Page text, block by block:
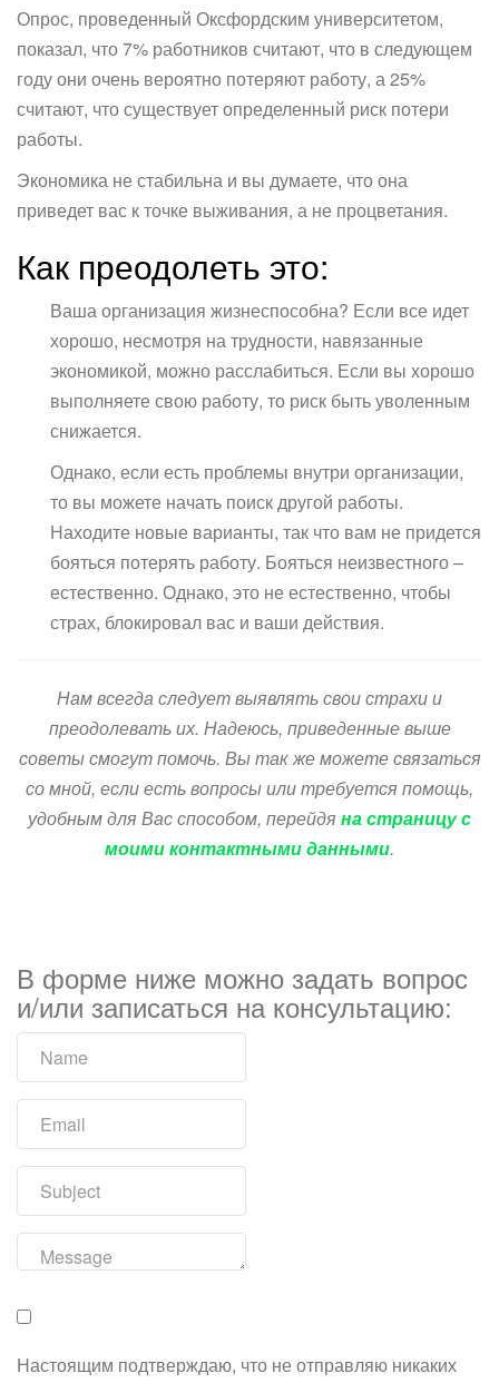
Опрос, проведенный Оксфордским университетом,
показал, что 7% работников считают, что в следующем
году они очень вероятно потеряют работу, а 25%
считают, что существует определенный риск потери
работы.
Экономика не стабильна и вы думаете, что она
приведет вас к точке выживания, а не процветания.
Как преодолеть это:
Ваша организация жизнеспособна? Если все идет
хорошо, несмотря на трудности, навязанные
экономикой, можно расслабиться. Если вы хорошо
выполняете свою работу, то риск быть уволенным
снижается.
Однако, если есть проблемы внутри организации,
то вы можете начать поиск другой работы.
Находите новые варианты, так что вам не придется
бояться потерять работу. Бояться неизвестного –
естественно. Однако, это не естественно, чтобы
страх, блокировал вас и ваши действия.
Нам всегда следует выявлять свои страхи и
преодолевать их. Надеюсь, приведенные выше
советы смогут помочь. Вы так же можете связаться
со мной, если есть вопросы или требуется помощь,
удобным для Вас способом, перейдя на страницу с
моими контактными данными.
В форме ниже можно задать вопрос
и/или записаться на консультацию:
Настоящим подтверждаю, что не отправляю никаких